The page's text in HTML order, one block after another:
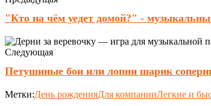
"Кто на чём уедет домой?" -
Следующая
Петушиные бои или лопни шарик
Метки:День рожденияДля компанииЛегкие и